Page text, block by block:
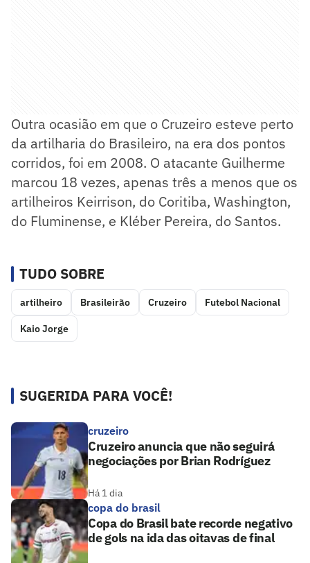
Outra ocasião em que o Cruzeiro esteve perto
da artilharia do Brasileiro, na era dos pontos
corridos, foi em 2008. O atacante Guilherme
marcou 18 vezes, apenas três a menos que os
artilheiros Keirrison, do Coritiba, Washington,
do Fluminense, e Kléber Pereira, do Santos.
TUDO SOBRE
artilheiro Brasileirão Cruzeiro Futebol Nacional
Kaio Jorge
SUGERIDA PARA VOCÊ!
cruzeiro
Cruzeiro anuncia que não seguirá
negociações por Brian Rodríguez
Há 1 dia
copa do brasil
Copa do Brasil bate recorde negativo
de gols na ida das oitavas de final